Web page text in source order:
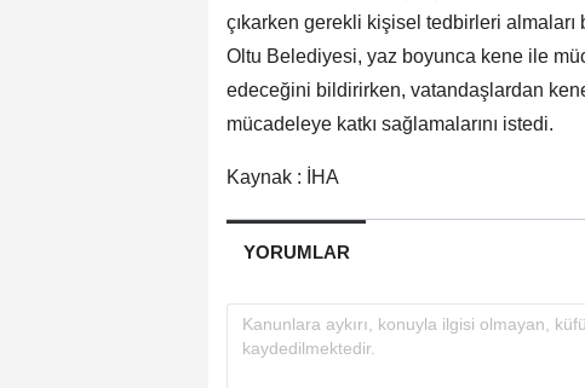
çıkarken gerekli kişisel tedbirleri almaları
Oltu Belediyesi, yaz boyunca kene ile
edeceğini bildirirken, vatandaşlardan
mücadeleye katkı sağlamalarını istedi.
Kaynak : İHA
YORUMLAR